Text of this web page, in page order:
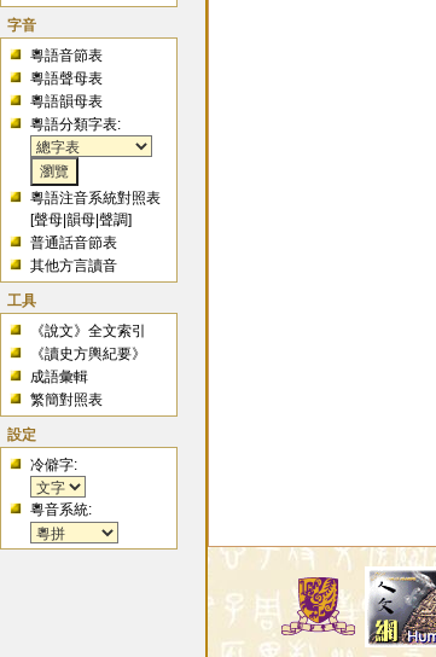
字音
粵語音節表
粵語聲母表
粵語韻母表
粵語分類字表:
粵語注音系統對照表
[聲母 |韻母 |聲調]
普通話音節表
其他方言讀音
工具
《說文》全文索引
《讀史方輿紀要》
成語彙輯
繁簡對照表
設定
冷僻字:
粵音系統: